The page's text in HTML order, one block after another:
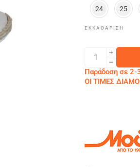
24 25
ΕΚΚΑΘΆΡΙΣΗ
Παράδοση σε 2-
ΟΙ ΤΙΜΕΣ